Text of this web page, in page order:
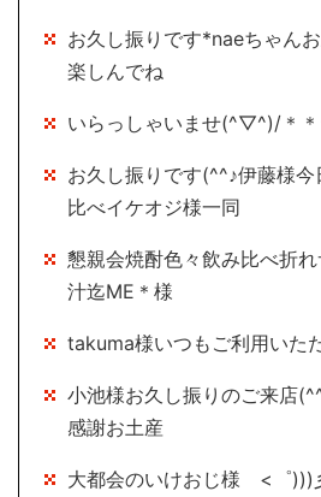
お久し振りです*naeちゃん
楽しんでね
いらっしゃいませ(^▽^)/＊
お久し振りです(^^♪伊藤様
比べイケオジ様一同
懇親会焼酎色々飲み比べ折
汁迄ME＊様
takuma様いつもご利用いた
小池様お久し振りのご来店
感謝お土産
大都会のいけおじ様 <゜)))